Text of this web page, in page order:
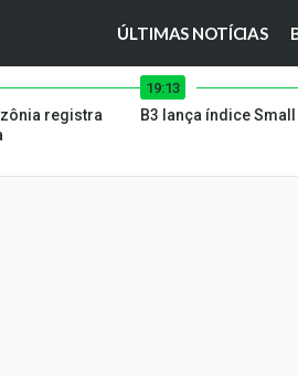
ÚLTIMAS NOTÍCIAS
registra
19:13
B3 lança índice Small